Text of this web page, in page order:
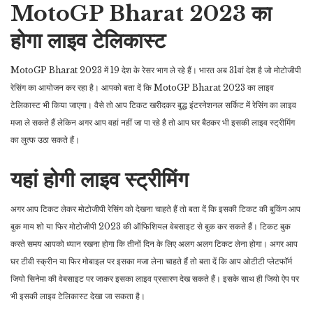
MotoGP Bharat 2023 का
होगा लाइव टेलिकास्ट
MotoGP Bharat 2023 में 19 देश के रेसर भाग ले रहे हैं। भारत अब 31वां देश है जो मोटोजीपी
रेसिंग का आयोजन कर रहा है। आपको बता दें कि MotoGP Bharat 2023 का लाइव
टेलिकास्ट भी किया जाएगा। वैसे तो आप टिकट खरीदकर बुद्ध इंटरनेशनल सर्किट में रेसिंग का लाइव
मजा ले सकते हैं लेकिन अगर आप वहां नहीं जा पा रहे है तो आप घर बैठकर भी इसकी लाइव स्ट्रीमिंग
का लुत्फ उठा सकते हैं।
यहां होगी लाइव स्ट्रीमिंग
अगर आप टिकट लेकर मोटोजीपी रेसिंग को देखना चाहते हैं तो बता दें कि इसकी टिकट की बुकिंग आप
बुक माय शो या फिर मोटोजीपी 2023 की ऑफिशियल वेबसाइट से बुक कर सकते हैं। टिकट बुक
करते समय आपको ध्यान रखना होगा कि तीनों दिन के लिए अलग अलग टिकट लेना होगा। अगर आप
घर टीवी स्क्रीन या फिर मोबाइल पर इसका मजा लेना चाहते हैं तो बता दें कि आप ओटीटी प्लेटफॉर्म
जियो सिनेमा की वेबसाइट पर जाकर इसका लाइव प्रसारण देख सकते हैं। इसके साथ ही जियो ऐप पर
भी इसकी लाइव टेलिकास्ट देखा जा सकता है।